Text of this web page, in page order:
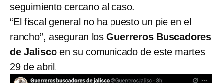
seguimiento cercano al caso.
“El fiscal general no ha puesto un pie en el
rancho”, aseguran los Guerreros Buscadores
de Jaliscoen su comunicado de este martes
29 de abril.